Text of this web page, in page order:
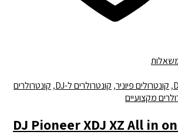
,קונטרולים פיוניר,קונטרולרים ל-DJ ,קונטרולרים
מקצועיים